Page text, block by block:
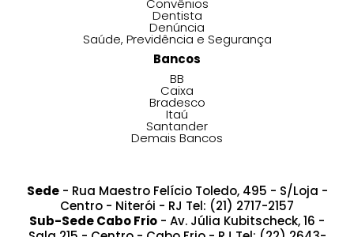
Convênios
Dentista
Denúncia
Saúde, Previdência e Segurança
Bancos
BB
Caixa
Bradesco
Itaú
Santander
Demais Bancos
Sede- Rua Maestro Felício Toledo, 495 - S/Loja -
Centro - Niterói - RJ Tel: (21) 2717-2157
Sub-Sede Cabo Frio - Av. Júlia Kubitscheck, 16 -